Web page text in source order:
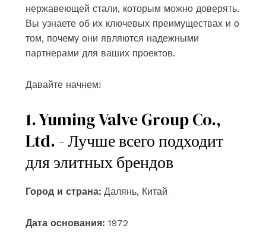
нержавеющей стали, которым можно доверять.
Вы узнаете об их ключевых преимуществах и о
том, почему они являются надежными
партнерами для ваших проектов.
Давайте начнем!
1. Yuming Valve Group Co.,
Ltd. - Лучше всего подходит
для элитных брендов
Город и страна:Далянь, Китай
Дата основания:1972